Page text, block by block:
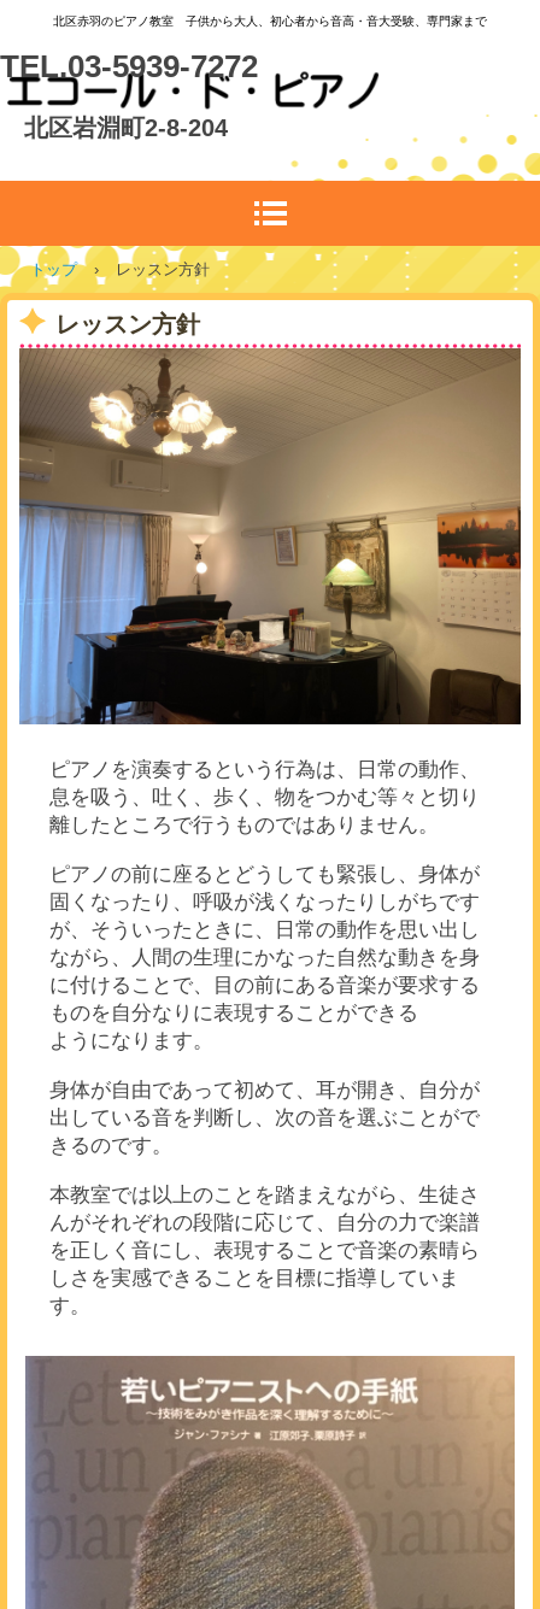
北区赤羽のピアノ教室 子供から大人、初心者から音高・音大受験、専門家まで
TEL.03-5939-7272
北区岩淵町2-8-204
トップ › レッスン方針
レッスン方針
ピアノを演奏するという行為は、日常の動作、
息を吸う、吐く、歩く、物をつかむ等々と切り
離したところで行うものではありません。
ピアノの前に座るとどうしても緊張し、身体が
固くなったり、呼吸が浅くなったりしがちです
が、そういったときに、日常の動作を思い出し
ながら、人間の生理にかなった自然な動きを身
に付けることで、目の前にある音楽が要求する
ものを自分なりに表現することができる
ようになります。
身体が自由であって初めて、耳が開き、自分が
出している音を判断し、次の音を選ぶことがで
きるのです。
本教室では以上のことを踏まえながら、生徒さ
んがそれぞれの段階に応じて、自分の力で楽譜
を正しく音にし、表現することで音楽の素晴ら
しさを実感できることを目標に指導していま
す。